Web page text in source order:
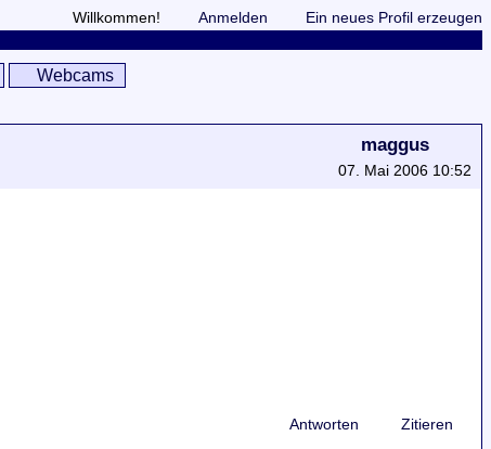
Willkommen! Anmelden Ein neues Profil erzeugen
Webcams
maggus
07. Mai 2006 10:52
Antworten Zitieren